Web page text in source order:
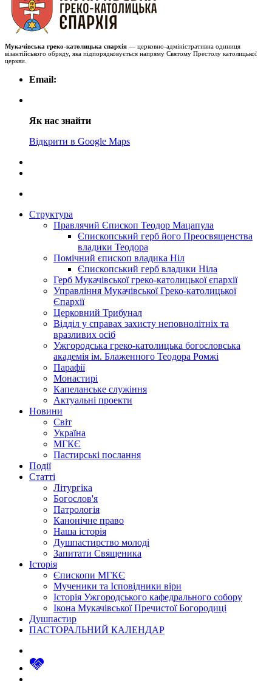
Мукачівська греко-католицька єпархія — церковно-адміністративна одиниця
візантійського обряду, яка підпорядковується напряму Святому Престолу католицької
церкви.
Email:
Як нас знайти
Відкрити в Google Maps
Структура
Правлячий Єпископ Теодор Мацапула
Єпископський герб його Преосвященства
владики Теодора
Помічний єпископ владика Ніл
Єпископський герб владики Ніла
Герб Мукачівської греко-католицької єпархії
Управління Мукачівської Греко-католицької
Єпархії
Церковний Трибунал
Відділ у справах захисту неповнолітніх та
вразливих осіб
Ужгородська греко-католицька богословська
академія ім. Блаженного Теодора Ромжі
Парафії
Монастирі
Капеланське служіння
Актуальні проекти
Новини
Світ
Україна
МГКЄ
Пастирські послання
Події
Статті
Літургіка
Богослов'я
Патрологія
Канонічне право
Наша історія
Душпастирство молоді
Запитати Священика
Історія
Єпископи МГКЄ
Мученики та Ісповідники віри
Історія Ужгородського кафедрального собору
Ікона Мукачівської Пречистої Богородиці
Душпастир
ПАСТОРАЛЬНИЙ КАЛЕНДАР